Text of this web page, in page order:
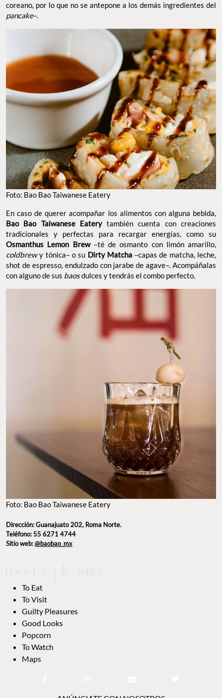
coreano, por lo que no se antepone a los demás ingredientes del
pancake–.
Foto: Bao Bao Taiwanese Eatery
En caso de querer acompañar los alimentos con alguna bebida,
Bao Bao Taiwanese Eaterytambién cuenta con creaciones
tradicionales y perfectas para recargar energías, como su
Osmanthus Lemon Brew –té de osmanto con limón amarillo,
coldbrewy tónica– o su Dirty Matcha –capas de matcha, leche,
shot de espresso, endulzado con jarabe de agave–. Acompáñalas
con alguno de sus baosdulces y tendrás el combo perfecto.
Foto: Bao Bao Taiwanese Eatery
Dirección: Guanajuato 202, Roma Norte.
Teléfono: 55 6271 4744
Sitio web:@baobao_mx
To Eat
To Visit
Guilty Pleasures
Good Looks
Popcorn
To Watch
Maps